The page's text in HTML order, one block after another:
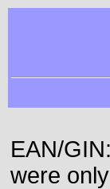
EAN/
were